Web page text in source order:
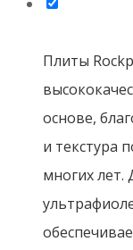
Плиты
основе,
и текстура
многих